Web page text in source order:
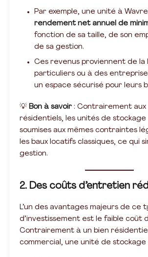
Par exemple, une unité à
rendement net annuel de
fonction de sa taille, de son
de sa gestion.
Ces revenus proviennent de la
particuliers ou à des
un espace sécurisé pour leurs
💡 Bon à savoir : Contrairement aux
résidentiels, les unités de stockage
soumises aux mêmes contraintes
les baux locatifs classiques, ce qui
gestion.
2. Des coûts d’entretien
L’un des avantages majeurs de ce
d’investissement est le faible coût
Contrairement à un bien
commercial, une unité de stockage